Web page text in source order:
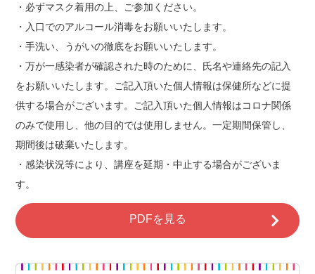
・必ずマスク着用の上、ご参加ください。
・入口でのアルコール消毒をお願いいたします。
・手洗い、うがいの徹底をお願いいたします。
・万が一感染者が確認された時のために、氏名や連絡先の記入
をお願いいたします。ご記入頂いた個人情報は保健所などに提
供する場合がございます。ご記入頂いた個人情報はコロナ関係
のみで使用し、他の目的では使用しません。一定期間保管し、
期間後は破棄いたします。
・感染状況等により、講座を延期・中止する場合がございま
す。
PDFを見る